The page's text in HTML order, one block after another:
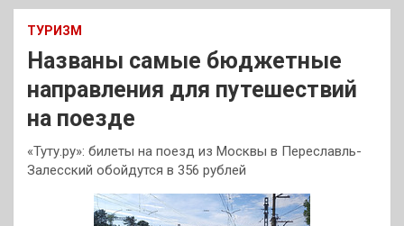
ТУРИЗМ
Названы самые бюджетные
направления для путешествий
на поезде
«Туту.ру»: билеты на поезд из Москвы в Переславль-
Залесский обойдутся в 356 рублей